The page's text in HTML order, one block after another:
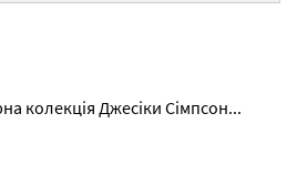
колекція Джесіки Сімпсон...